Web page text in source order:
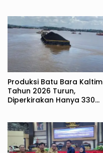
Produksi Batu Bara Kaltim
Tahun 2026 Turun,
Diperkirakan Hanya 330